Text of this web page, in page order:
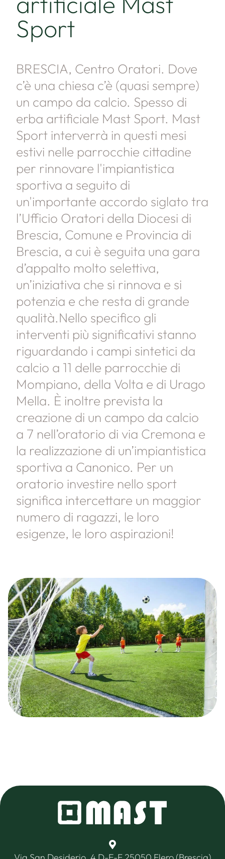
Sport
BRESCIA, Centro Oratori. Dove
c’è una chiesa c’è (quasi sempre)
un campo da calcio. Spesso di
erba artificiale Mast Sport. Mast
Sport interverrà in questi mesi
estivi nelle parrocchie cittadine
per rinnovare l'impiantistica
sportiva a seguito di
un'importante accordo siglato tra
l’Ufficio Oratori della Diocesi di
Brescia, Comune e Provincia di
Brescia, a cui è seguita una gara
d’appalto molto selettiva,
un’iniziativa che si rinnova e si
potenzia e che resta di grande
qualità.Nello specifico gli
interventi più significativi stanno
riguardando i campi sintetici da
calcio a 11 delle parrocchie di
Mompiano, della Volta e di Urago
Mella. È inoltre prevista la
creazione di un campo da calcio
a 7 nell’oratorio di via Cremona e
la realizzazione di un’impiantistica
sportiva a Canonico. Per un
oratorio investire nello sport
significa intercettare un maggior
numero di ragazzi, le loro
esigenze, le loro aspirazioni!